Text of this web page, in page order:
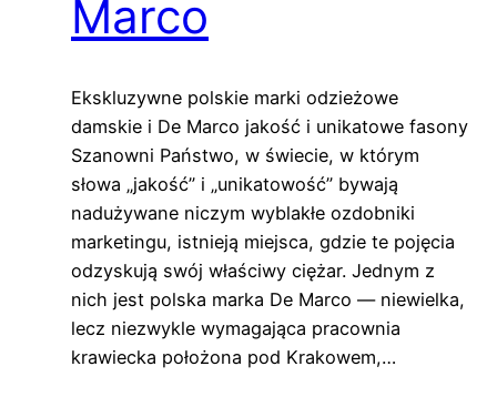
Marco
Ekskluzywne polskie marki odzieżowe
damskie i De Marco jakość i unikatowe fasony
Szanowni Państwo, w świecie, w którym
słowa „jakość” i „unikatowość” bywają
nadużywane niczym wyblakłe ozdobniki
marketingu, istnieją miejsca, gdzie te pojęcia
odzyskują swój właściwy ciężar. Jednym z
nich jest polska marka De Marco — niewielka,
lecz niezwykle wymagająca pracownia
krawiecka położona pod Krakowem,…